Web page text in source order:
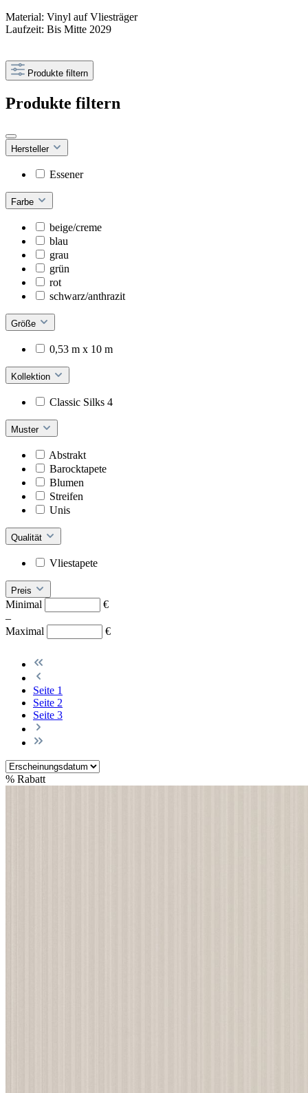
Material: Vinyl auf Vliesträger
Laufzeit: Bis Mitte 2029
Produkte filtern
Produkte filtern
Hersteller
Essener
Farbe
beige/creme
blau
grau
grün
rot
schwarz/anthrazit
Größe
0,53 m x 10 m
Kollektion
Classic Silks 4
Muster
Abstrakt
Barocktapete
Blumen
Streifen
Unis
Qualität
Vliestapete
Preis
Minimal
€
–
Maximal
€
Seite 1
Seite 2
Seite 3
% Rabatt